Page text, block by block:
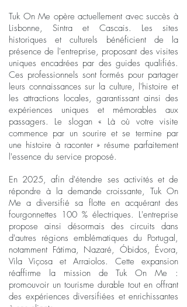
Tuk On Me opère actuellement avec succès à
Lisbonne, Sintra et Cascais. Les sites
historiques et culturels bénéficient de la
présence de l'entreprise, proposant des visites
uniques encadrées par des guides qualifiés.
Ces professionnels sont formés pour partager
leurs connaissances sur la culture, l'histoire et
les attractions locales, garantissant ainsi des
expériences uniques et mémorables aux
passagers. Le slogan « Là où votre visite
commence par un sourire et se termine par
une histoire à raconter » résume parfaitement
l'essence du service proposé.
En 2025, afin d'étendre ses activités et de
répondre à la demande croissante, Tuk On
Me a diversifié sa flotte en acquérant des
fourgonnettes 100 % électriques. L'entreprise
propose ainsi désormais des circuits dans
d'autres régions emblématiques du Portugal,
notamment Fátima, Nazaré, Óbidos, Évora,
Vila Viçosa et Arraiolos. Cette expansion
réaffirme la mission de Tuk On Me :
promouvoir un tourisme durable tout en offrant
des expériences diversifiées et enrichissantes